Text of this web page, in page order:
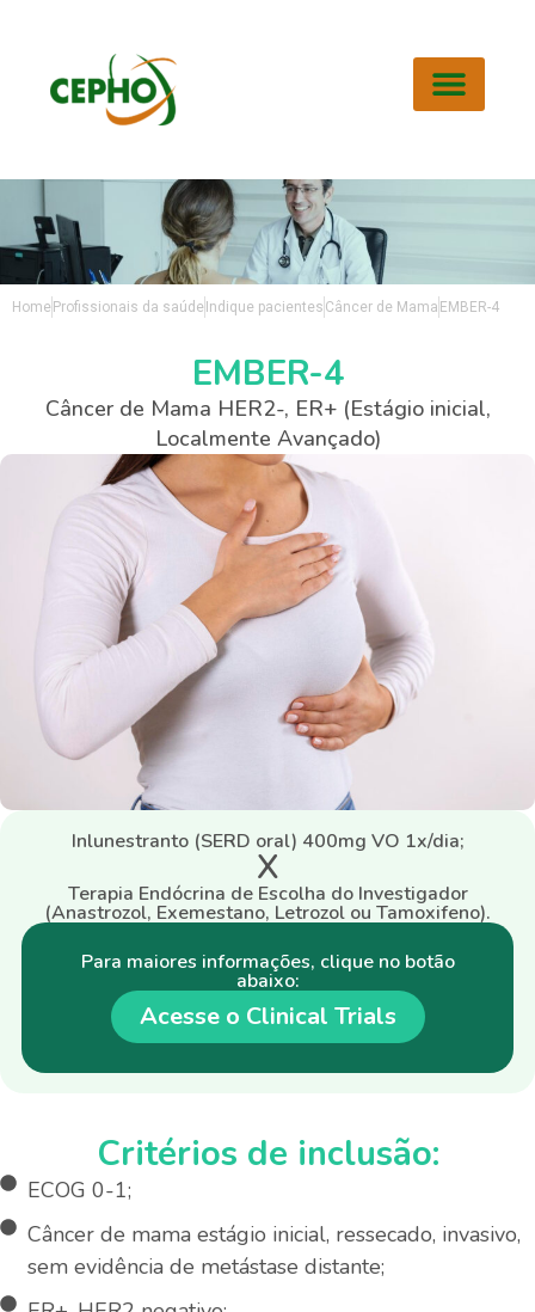
Home Profissionais da saúde Indique pacientes Câncer de Mama EMBER-4
EMBER-4
Câncer de Mama HER2-, ER+ (Estágio inicial,
Localmente Avançado)
Inlunestranto (SERD oral) 400mg VO 1x/dia;
X
Terapia Endócrina de Escolha do Investigador
(Anastrozol, Exemestano, Letrozol ou Tamoxifeno).
Para maiores informações, clique no botão
abaixo:
Acesse o Clinical Trials
Critérios de inclusão:
ECOG 0-1;
Câncer de mama estágio inicial, ressecado, invasivo,
sem evidência de metástase distante;